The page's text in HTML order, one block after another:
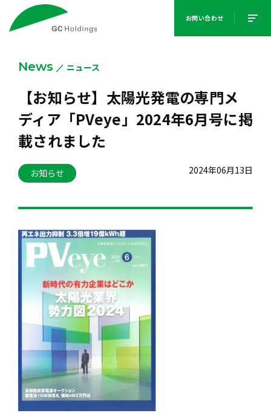
お問い合わせ
News ニュース
【お知らせ】太陽光発電の専門メ
ディア「PVeye」2024年6月号に掲
載されました
お知らせ 2024年06月13日